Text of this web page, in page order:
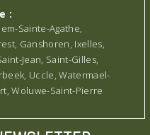
:
Sainte-Agathe,
Ganshoren, Ixelles,
Jean, Saint-Gilles,
Uccle, Watermael-
Woluwe-Saint-Pierre